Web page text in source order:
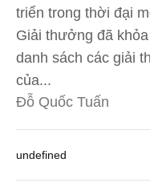
triển trong thời đại
Giải thưởng đã
danh sách các giải
của...
Đỗ Quốc Tuấn
undefined